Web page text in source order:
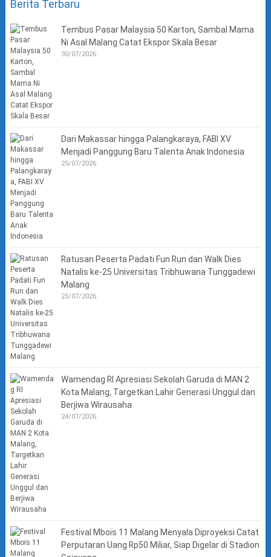
Berita Terbaru
Tembus Pasar Malaysia 50 Karton, Sambal Mama
Ni Asal Malang Catat Ekspor Skala Besar
30/07/2026
Dari Makassar hingga Palangkaraya, FABI XV
Menjadi Panggung Baru Talenta Anak Indonesia
25/07/2026
Ratusan Peserta Padati Fun Run dan Walk Dies
Natalis ke-25 Universitas Tribhuwana Tunggadewi
Malang
25/07/2026
Wamendag RI Apresiasi Sekolah Garuda di MAN 2
Kota Malang, Targetkan Lahir Generasi Unggul dan
Berjiwa Wirausaha
24/07/2026
Festival Mbois 11 Malang Menyala Diproyeksi Catat
Perputaran Uang Rp50 Miliar, Siap Digelar di Stadion